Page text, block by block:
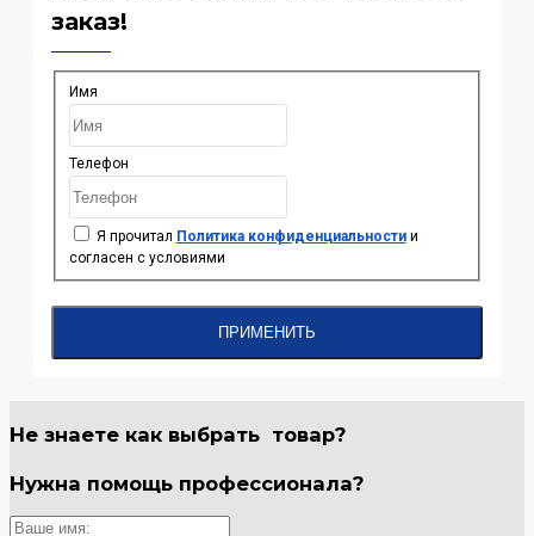
заказ!
Имя
Телефон
Я прочитал Политика конфиденциальностии
согласен с условиями
ПРИМЕНИТЬ
Не знаете как выбрать товар?
Нужна помощь профессионала?